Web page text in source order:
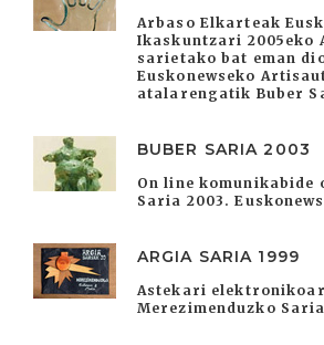
Arbaso Elkarteak
Ikaskuntzari 2005eko
sarietako bat eman
Euskonewseko
atalarengatik Buber
BUBER SARIA 2003
On line komunikabide
Saria 2003. Euskonews
ARGIA SARIA 1999
Astekari
Merezimenduzko Saria